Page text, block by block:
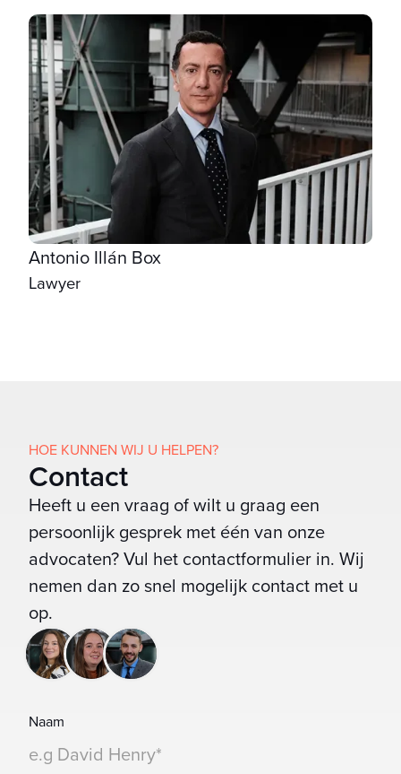
Antonio Illán Box
Lawyer
HOE KUNNEN WIJ U HELPEN?
Contact
Heeft u een vraag of wilt u graag een
persoonlijk gesprek met één van onze
advocaten? Vul het contactformulier in. Wij
nemen dan zo snel mogelijk contact met u
op.
Naam